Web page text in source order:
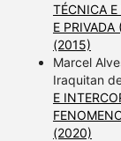
TÉCNICA
E
(2015)
Marcel
Iraquitan
E
(2020)